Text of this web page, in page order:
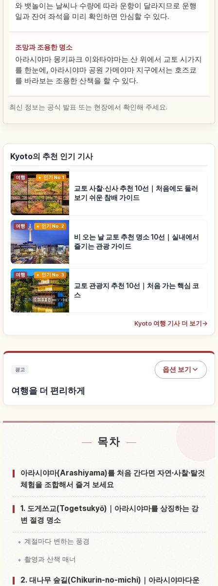
와 뱃놀이는 날씨나 수량에 따라 운항이 달라지므로 운행
일과 잔여 좌석을 미리 확인하면 안심할 수 있다.
조망과 조용한 명소
아라시야마 몽키파크 이와타야마는 산 위에서 교토 시가지
를 한눈에, 아라시야마 공원 가메야마 지구에서는 호즈쿄
를 바라보는 조용한 산책을 할 수 있다.
최신 정보는 공식 발표 또는 현장에서 확인해 주세요.
Kyoto의 추천 인기 기사
여행 인기 No.1
교토 사찰·신사 추천 10선｜처음에도 둘러
보기 쉬운 참배 가이드
여행 인기 No.2
비 오는 날 교토 추천 명소 10선｜실내에서
즐기는 관광 가이드
여행 인기 No.3
교토 관광지 추천 10선｜처음 가는 핵심 코
스
Kyoto 여행 기사 더 보기 →
광고 옵션 보기
여행을 더 편리하게
숙소 찾기
체험 찾기↗
목차
아라시야마(Arashiyama)를 처음 간다면 자연·사찰·탈것
체험을 조합해서 즐겨 보세요
1. 도게쓰교(Togetsukyō)｜아라시야마를 상징하는 강
변 절경 명소
계절마다 변하는 풍경
촬영과 산책 매너
2. 대나무 숲길(Chikurin-no-michi)｜아라시야마다운